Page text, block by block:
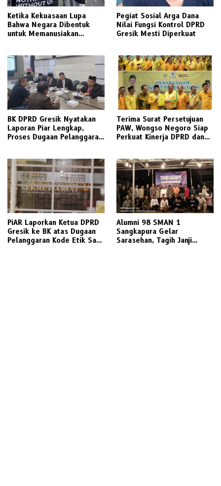
Ketika Kekuasaan Lupa
Bahwa Negara Dibentuk
untuk Memanusiakan
Pegiat Sosial Arga Dana
Nilai Fungsi Kontrol DPRD
Gresik Mesti Diperkuat
BK DPRD Gresik Nyatakan
Laporan Piar Lengkap,
Proses Dugaan Pelanggaran
Terima Surat Persetujuan
PAW, Wongso Negoro Siap
Perkuat Kinerja DPRD dan
PiAR Laporkan Ketua DPRD
Gresik ke BK atas Dugaan
Pelanggaran Kode Etik Saat
Alumni 98 SMAN 1
Sangkapura Gelar
Sarasehan, Tagih Janji